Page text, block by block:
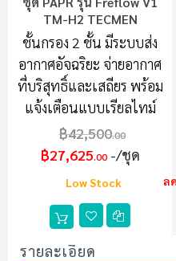
TM-H2 TECMEN
ชั้นกรอง 2 ชั้น มีระบบส่ง
อากาศอัจฉริยะ จ่ายอากาศ
ที่บริสุทธิ์และเสถียร พร้อม
แจ้งเตือนแบบเรียลไทม์
฿42,500.00
฿27,625.00 /ชุด
Low Stock ล
รายละเอียด